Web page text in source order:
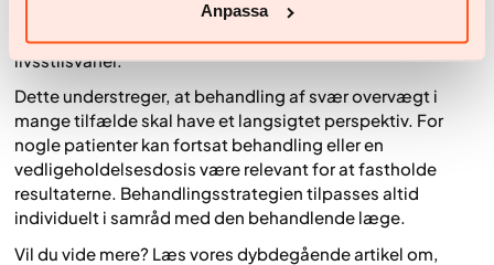
Anpassa
vægttab ofte genvindes over tid, særligt hvis
behandlingen ikke kombineres med etablerede
livsstilsvaner.
Dette understreger, at behandling af svær overvægt i
mange tilfælde skal have et langsigtet perspektiv. For
nogle patienter kan fortsat behandling eller en
vedligeholdelsesdosis være relevant for at fastholde
resultaterne. Behandlingsstrategien tilpasses altid
individuelt i samråd med den behandlende læge.
Vil du vide mere? Læs vores dybdegående artikel om,